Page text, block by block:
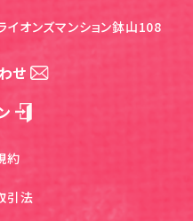
オンズマンション鉢山108
せ
約
引法